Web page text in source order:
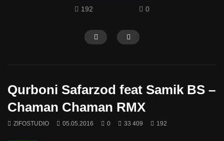
192 0
Qurboni Safarzod feat Samik BS –
Chaman Chaman RMX
ZIFOSTUDIO 05.05.2016 0 33 409 192